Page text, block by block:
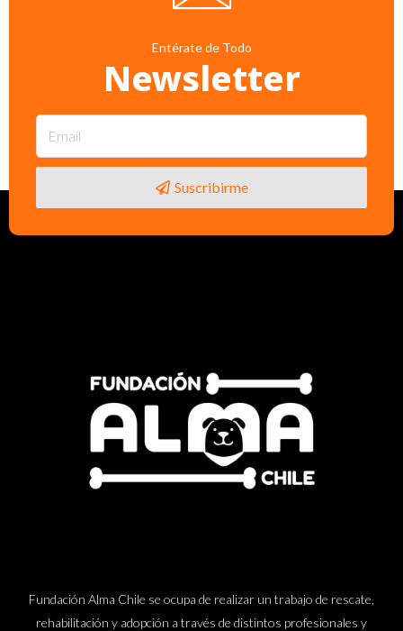
Entérate de Todo
Newsletter
Suscribirme
Fundación Alma Chile se ocupa de realizar un trabajo de rescate,
rehabilitación y adopción a través de distintos profesionales y